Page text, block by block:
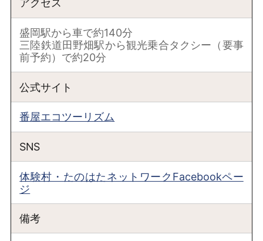
アクセス
盛岡駅から車で約140分
三陸鉄道田野畑駅から観光乗合タクシー（要事
前予約）で約20分
公式サイト
番屋エコツーリズム
SNS
体験村・たのはたネットワークFacebookペー
ジ
備考